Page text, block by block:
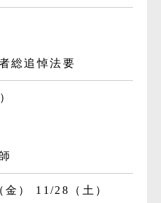
総追悼法要
）
11/28（土）